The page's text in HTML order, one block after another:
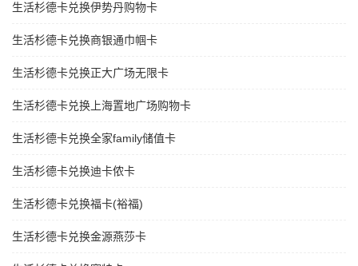
生活杉德卡兑换伊势丹购物卡
生活杉德卡兑换商银通巾帼卡
生活杉德卡兑换正大广场无限卡
生活杉德卡兑换上海置地广场购物卡
生活杉德卡兑换全家family储值卡
生活杉德卡兑换迪卡侬卡
生活杉德卡兑换福卡(裕福)
生活杉德卡兑换金源燕莎卡